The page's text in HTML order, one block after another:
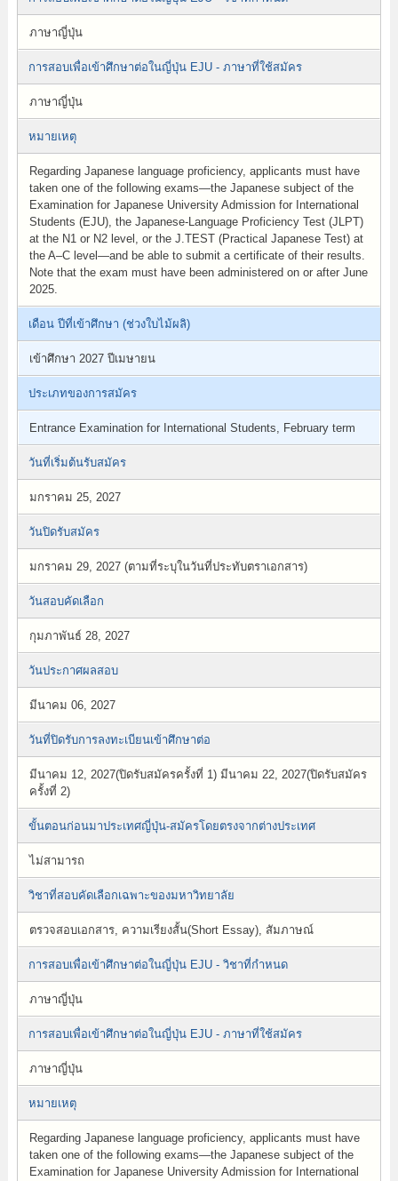
ภาษาญี่ปุ่น
การสอบเพื่อเข้าศึกษาต่อในญี่ปุ่น EJU - ภาษาที่ใช้สมัคร
ภาษาญี่ปุ่น
หมายเหตุ
Regarding Japanese language proficiency, applicants must have
taken one of the following exams—the Japanese subject of the
Examination for Japanese University Admission for International
Students (EJU), the Japanese-Language Proficiency Test (JLPT)
at the N1 or N2 level, or the J.TEST (Practical Japanese Test) at
the A–C level—and be able to submit a certificate of their results.
Note that the exam must have been administered on or after June
2025.
เดือน ปีที่เข้าศึกษา (ช่วงใบไม้ผลิ)
เข้าศึกษา 2027 ปีเมษายน
ประเภทของการสมัคร
Entrance Examination for International Students, February term
วันที่เริ่มต้นรับสมัคร
มกราคม 25, 2027
วันปิดรับสมัคร
มกราคม 29, 2027 (ตามที่ระบุในวันที่ประทับตราเอกสาร)
วันสอบคัดเลือก
กุมภาพันธ์ 28, 2027
วันประกาศผลสอบ
มีนาคม 06, 2027
วันที่ปิดรับการลงทะเบียนเข้าศึกษาต่อ
มีนาคม 12, 2027(ปิดรับสมัครครั้งที่ 1) มีนาคม 22, 2027(ปิดรับสมัคร
ครั้งที่ 2)
ขั้นตอนก่อนมาประเทศญี่ปุ่น-สมัครโดยตรงจากต่างประเทศ
ไม่สามารถ
วิชาที่สอบคัดเลือกเฉพาะของมหาวิทยาลัย
ตรวจสอบเอกสาร, ความเรียงสั้น(Short Essay), สัมภาษณ์
การสอบเพื่อเข้าศึกษาต่อในญี่ปุ่น EJU - วิชาที่กำหนด
ภาษาญี่ปุ่น
การสอบเพื่อเข้าศึกษาต่อในญี่ปุ่น EJU - ภาษาที่ใช้สมัคร
ภาษาญี่ปุ่น
หมายเหตุ
Regarding Japanese language proficiency, applicants must have
taken one of the following exams—the Japanese subject of the
Examination for Japanese University Admission for International